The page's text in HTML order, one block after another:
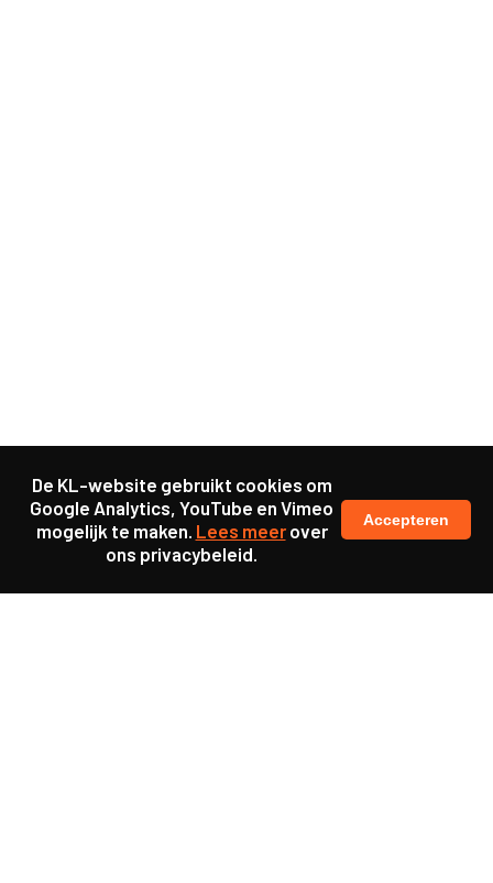
De KL-website gebruikt cookies om
Google Analytics, YouTube en Vimeo
mogelijk te maken. Lees meerover
ons privacybeleid.
Accepteren